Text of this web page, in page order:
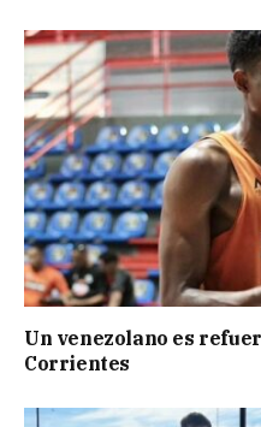
Un venezolano es
Corrientes